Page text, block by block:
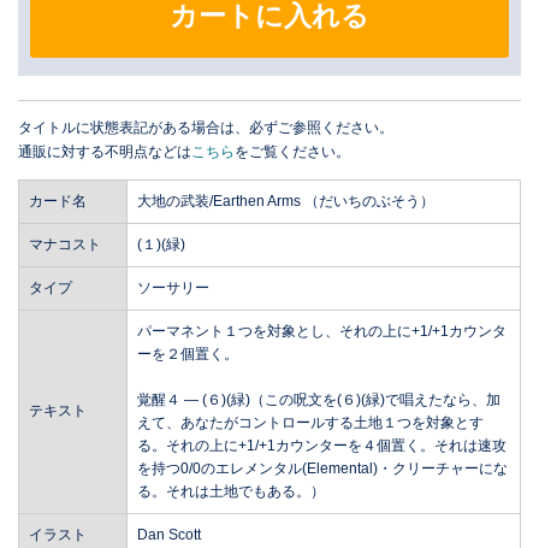
カートに入れる
タイトルに状態表記がある場合は、必ずご参照ください。
通販に対する不明点などは こちら をご覧ください。
カード名 大地の武装/Earthen Arms （だいちのぶそう）
マナコスト (１)(緑)
タイプ ソーサリー
テキスト
パーマネント１つを対象とし、それの上に+1/+1カウンタ
ーを２個置く。
覚醒４ ― (６)(緑)（この呪文を(６)(緑)で唱えたなら、加
えて、あなたがコントロールする土地１つを対象とす
る。それの上に+1/+1カウンターを４個置く。それは速攻
を持つ0/0のエレメンタル(Elemental)・クリーチャーにな
る。それは土地でもある。）
イラスト Dan Scott